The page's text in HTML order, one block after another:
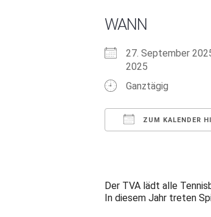
WANN
27. September
2025
Ganztägig
ZUM KALENDER
Der TVA lädt alle
In diesem Jahr treten